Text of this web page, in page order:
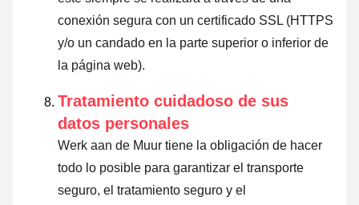
conexión segura con un certificado SSL (HTTPS
y/o un candado en la parte superior o inferior de
la página web).
Tratamiento cuidadoso de sus
datos personales
Werk aan de Muur tiene la obligación de hacer
todo lo posible para garantizar el transporte
seguro, el tratamiento seguro y el